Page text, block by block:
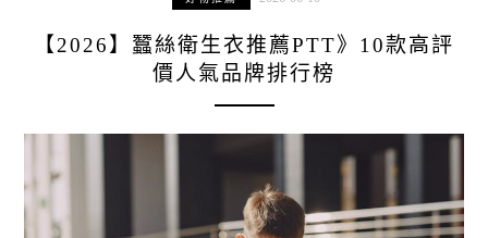
【2026】蠶絲衛生衣推薦PTT》10款高評
價人氣品牌排行榜